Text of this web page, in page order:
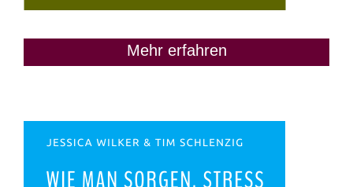
Mehr erfahren